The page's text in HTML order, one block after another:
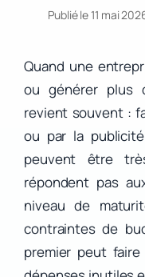
Publié le 11 mai
Quand une
ou générer plus
revient souvent :
ou par la
peuvent être
répondent pas
niveau de
contraintes de
premier peut